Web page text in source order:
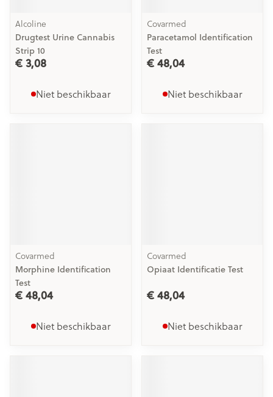
Alcoline
Drugtest Urine Cannabis
Strip 10
€ 3,08
Niet beschikbaar
Covarmed
Paracetamol Identification
Test
€ 48,04
Niet beschikbaar
Covarmed
Morphine Identification
Test
€ 48,04
Niet beschikbaar
Covarmed
Opiaat Identificatie Test
€ 48,04
Niet beschikbaar